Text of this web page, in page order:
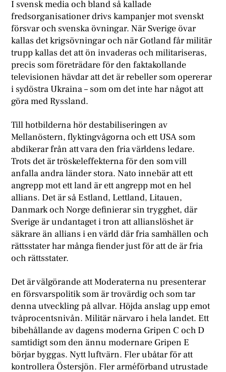
I svensk media och bland så kallade
fredsorganisationer drivs kampanjer mot svenskt
försvar och svenska övningar. När Sverige övar
kallas det krigsövningar och när Gotland får militär
trupp kallas det att ön invaderas och militariseras,
precis som företrädare för den faktakollande
televisionen hävdar att det är rebeller som opererar
i sydöstra Ukraina – som om det inte har något att
göra med Ryssland.
Till hotbilderna hör destabiliseringen av
Mellanöstern, flyktingvågorna och ett USA som
abdikerar från att vara den fria världens ledare.
Trots det är tröskeleffekterna för den som vill
anfalla andra länder stora. Nato innebär att ett
angrepp mot ett land är ett angrepp mot en hel
allians. Det är så Estland, Lettland, Litauen,
Danmark och Norge definierar sin trygghet, där
Sverige är undantaget i tron att allianslöshet är
säkrare än allians i en värld där fria samhällen och
rättsstater har många fiender just för att de är fria
och rättsstater.
Det är välgörande att Moderaterna nu presenterar
en försvarspolitik som är trovärdig och som tar
denna utveckling på allvar. Höjda anslag upp emot
tvåprocentsnivån. Militär närvaro i hela landet. Ett
bibehållande av dagens moderna Gripen C och D
samtidigt som den ännu modernare Gripen E
börjar byggas. Nytt luftvärn. Fler ubåtar för att
kontrollera Östersjön. Fler arméförband utrustade